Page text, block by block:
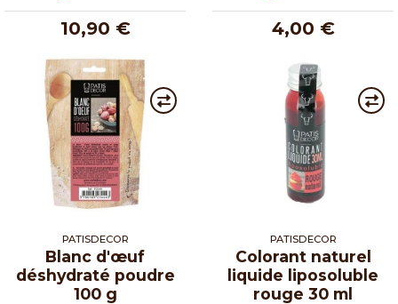
10,90 € 4,00 €
PATISDECOR
Blanc d'œuf
déshydraté poudre
100 g
PATISDECOR
Colorant naturel
liquide liposoluble
rouge 30 ml